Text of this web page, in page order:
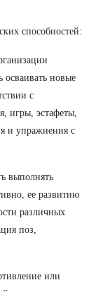
способностей:
осваивать новые
с
игры, эстафеты,
и упражнения с
выполнять
ее развитию
различных
поз,
или